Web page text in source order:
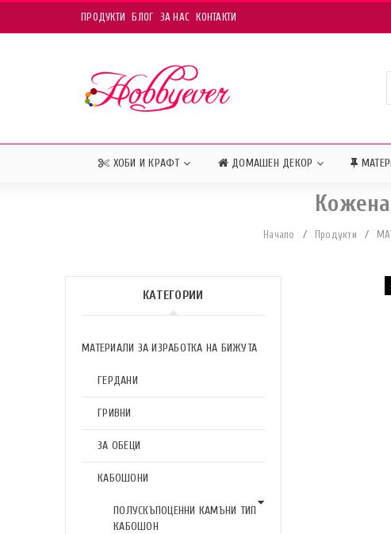
ПРОДУКТИ БЛОГ ЗА НАС КОНТАКТИ
ХОБИ И КРАФТ ДОМАШЕН ДЕКОР
Начало / Продукти /
КАТЕГОРИИ
МАТЕРИАЛИ ЗА ИЗРАБОТКА НА БИЖУТА
ГЕРДАНИ
ГРИВНИ
ЗА ОБЕЦИ
КАБОШОНИ
ПОЛУСКЪПОЦЕННИ КАМЪНИ ТИП
КАБОШОН